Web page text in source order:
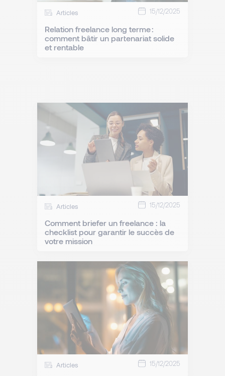
Articles 15/12/2025
Relation freelance long terme :
comment bâtir un partenariat solide
et rentable
Articles 15/12/2025
Comment briefer un freelance : la
checklist pour garantir le succès de
votre mission
Articles 15/12/2025